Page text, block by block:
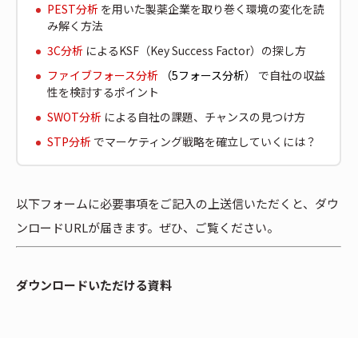
PEST分析 を用いた製薬企業を取り巻く環境の変化を読
み解く方法
3C分析 によるKSF（Key Success Factor）の探し方
ファイブフォース分析
（5フォース分析） で自社の収益
性を検討するポイント
SWOT分析 による自社の課題、チャンスの見つけ方
STP分析 でマーケティング戦略を確立していくには？
以下フォームに必要事項をご記入の上送信いただくと、ダウ
ンロードURLが届きます。ぜひ、ご覧ください。
ダウンロードいただける資料